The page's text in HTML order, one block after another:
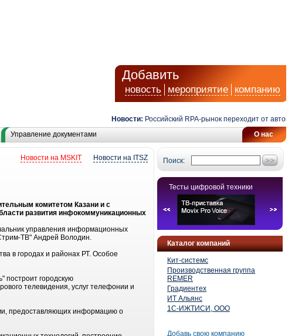
Добавить
новость мероприятие компанию
Новости: Российский RPA-рынок переходит от
О нас
Управление документами
Поиск:
Тесты цифровой техники
Каталог компаний
Кит-системс
Производственная группа
REMER
Градиентех
ИТ Альянс
1С-ИЖТИСИ, ООО
Добавь свою компанию
Новости на ITSZ
Новости на MSKIT
комитетом Казани и с
развития инфокоммуникационных
управления информационных
ТВ" Андрей Володин.
в городах и районах РТ. Особое
построит городскую
телевидения, услуг телефонии и
предоставляющих информацию о